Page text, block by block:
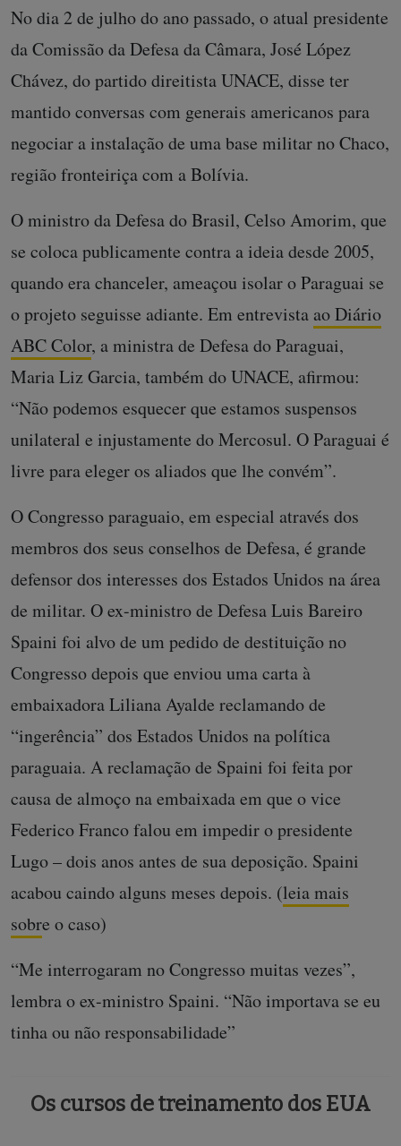
No dia 2 de julho do ano passado, o atual presidente
da Comissão da Defesa da Câmara, José López
Chávez, do partido direitista UNACE, disse ter
mantido conversas com generais americanos para
negociar a instalação de uma base militar no Chaco,
região fronteiriça com a Bolívia.
O ministro da Defesa do Brasil, Celso Amorim, que
se coloca publicamente contra a ideia desde 2005,
quando era chanceler, ameaçou isolar o Paraguai se
o projeto seguisse adiante. Em entrevista ao Diário
ABC Color, a ministra de Defesa do Paraguai,
Maria Liz Garcia, também do UNACE, afirmou:
“Não podemos esquecer que estamos suspensos
unilateral e injustamente do Mercosul. O Paraguai é
livre para eleger os aliados que lhe convém”.
O Congresso paraguaio, em especial através dos
membros dos seus conselhos de Defesa, é grande
defensor dos interesses dos Estados Unidos na área
de militar. O ex-ministro de Defesa Luis Bareiro
Spaini foi alvo de um pedido de destituição no
Congresso depois que enviou uma carta à
embaixadora Liliana Ayalde reclamando de
“ingerência” dos Estados Unidos na política
paraguaia. A reclamação de Spaini foi feita por
causa de almoço na embaixada em que o vice
Federico Franco falou em impedir o presidente
Lugo – dois anos antes de sua deposição. Spaini
acabou caindo alguns meses depois. (leia mais
sobre o caso)
“Me interrogaram no Congresso muitas vezes”,
lembra o ex-ministro Spaini. “Não importava se eu
tinha ou não responsabilidade”
Os cursos de treinamento dos EUA